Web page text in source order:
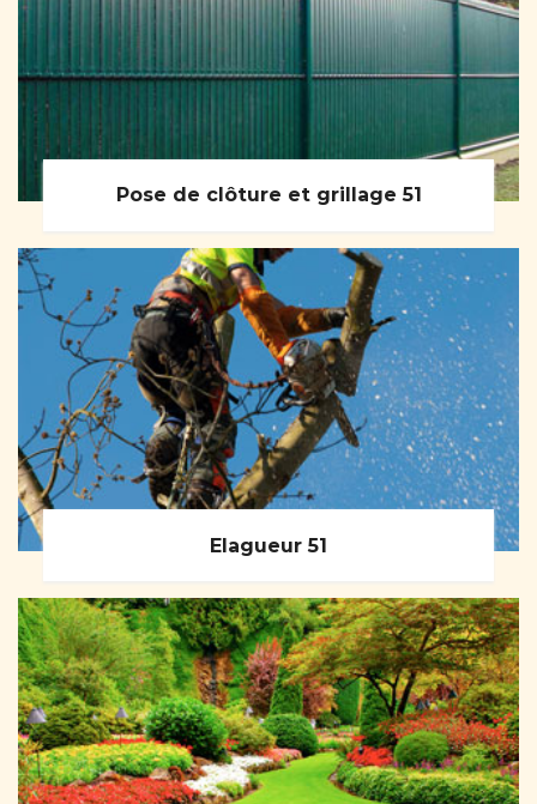
Pose de clôture et grillage 51
Elagueur 51